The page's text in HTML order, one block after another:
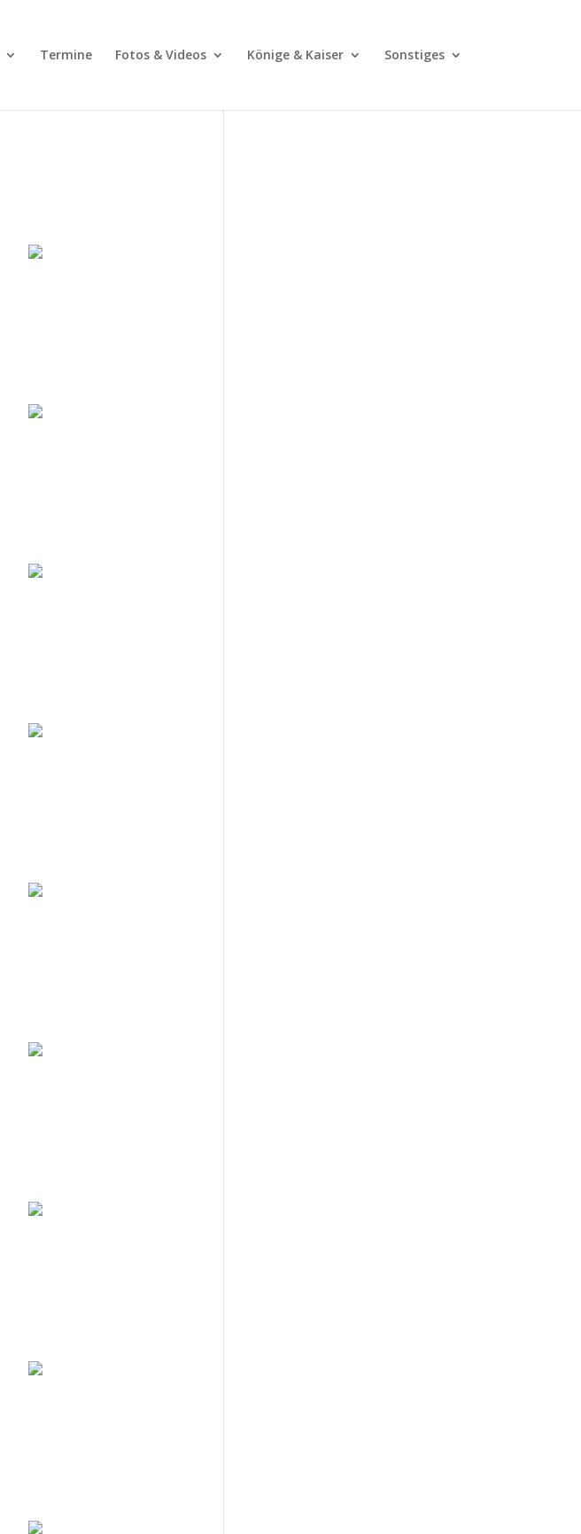
Termine Fotos & Videos Könige & Kaiser Sonstiges